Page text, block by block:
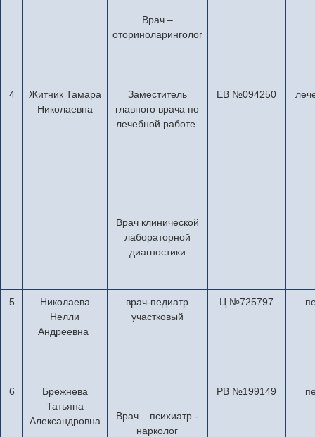
Врач –
оториноларинголог
4
Житник Тамара
Николаевна
Заместитель
главного врача по
лечебной работе.
Врач клинической
лабораторной
диагностики
ЕВ №094250
5
Николаева
Нелли
Андреевна
врач-педиатр
участковый
Ц №725797
6
Брежнева
Татьяна
Александровна
Врач – психиатр -
нарколог
РВ №199149